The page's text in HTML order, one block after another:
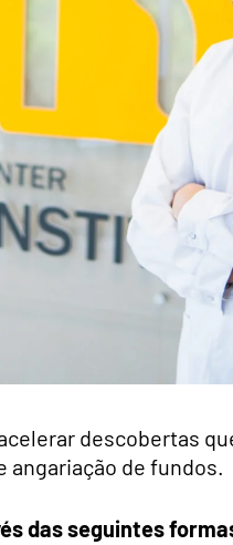
descobertas
angariação de fundos.
das seguintes